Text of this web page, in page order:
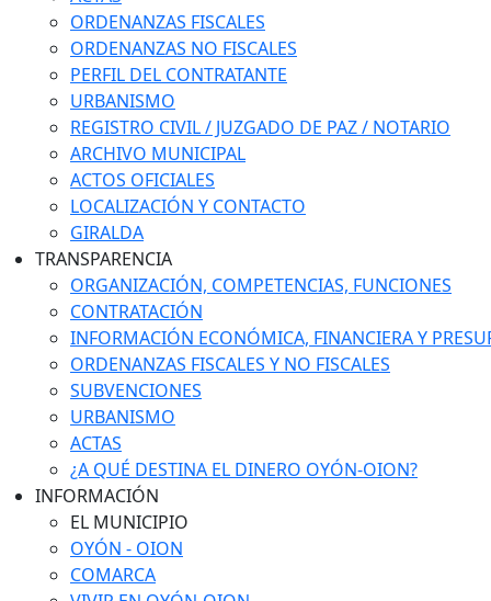
ORDENANZAS FISCALES
ORDENANZAS NO FISCALES
PERFIL DEL CONTRATANTE
URBANISMO
REGISTRO CIVIL / JUZGADO DE PAZ / NOTARIO
ARCHIVO MUNICIPAL
ACTOS OFICIALES
LOCALIZACIÓN Y CONTACTO
GIRALDA
TRANSPARENCIA
ORGANIZACIÓN, COMPETENCIAS, FUNCIONES
CONTRATACIÓN
INFORMACIÓN ECONÓMICA, FINANCIERA Y
ORDENANZAS FISCALES Y NO FISCALES
SUBVENCIONES
URBANISMO
ACTAS
¿A QUÉ DESTINA EL DINERO OYÓN-OION?
INFORMACIÓN
EL MUNICIPIO
OYÓN - OION
COMARCA